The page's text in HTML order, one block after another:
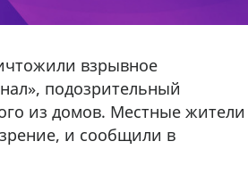
взрывное
подозрительный
из домов. Местные жители
и сообщили в